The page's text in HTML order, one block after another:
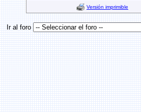
Versión imprimible
Ir al foro